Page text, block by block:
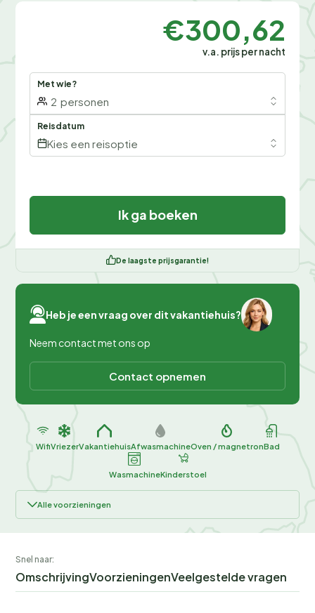
€300,62
v.a. prijs per nacht
Met wie?
2 personen
Reisdatum
Kies een reisoptie
Ik ga boeken
De laagste prijsgarantie!
Heb je een vraag over dit vakantiehuis?
Neem contact met ons op
Contact opnemen
WifiVriezerVakantiehuisAfwasmachineOven / magnetronBad
WasmachineKinderstoel
Alle voorzieningen
Snel naar:
OmschrijvingVoorzieningenVeelgestelde vragen